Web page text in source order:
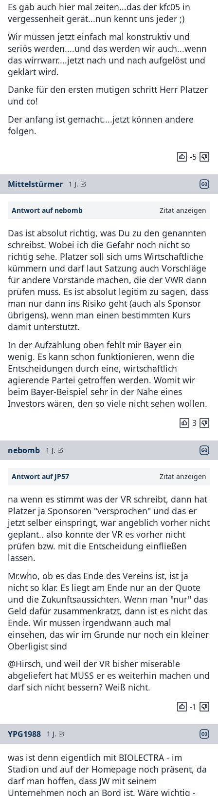
Es gab auch hier mal zeiten...das der kfc05 in
vergessenheit gerät...nun kennt uns jeder ;)
Wir müssen jetzt einfach mal konstruktiv und
seriös werden....und das werden wir auch...wenn
das wirrwarr....jetzt nach und nach aufgelöst und
geklärt wird.
Danke für den ersten mutigen schritt Herr Platzer
und co!
Der anfang ist gemacht....jetzt können andere
folgen.
-5
Mittelstürmer 1 J.
Antwort auf nebomb Zitat anzeigen
Das ist absolut richtig, was Du zu den genannten
schreibst. Wobei ich die Gefahr noch nicht so
richtig sehe. Platzer soll sich ums Wirtschaftliche
kümmern und darf laut Satzung auch Vorschläge
für andere Vorstände machen, die der VWR dann
prüfen muss. Es ist absolut legitim zu sagen, dass
man nur dann ins Risiko geht (auch als Sponsor
übrigens), wenn man einen bestimmten Kurs
damit unterstützt.
In der Aufzählung oben fehlt mir Bayer ein
wenig. Es kann schon funktionieren, wenn die
Entscheidungen durch eine, wirtschaftlich
agierende Partei getroffen werden. Womit wir
beim Bayer-Beispiel sehr in der Nähe eines
Investors wären, den so viele nicht sehen wollen.
3
nebomb 1 J.
Antwort auf JP57 Zitat anzeigen
na wenn es stimmt was der VR schreibt, dann hat
Platzer ja Sponsoren "versprochen" und das er
jetzt selber einspringt, war angeblich vorher nicht
geplant.. also konnte der VR es vorher nicht
prüfen bzw. mit die Entscheidung einfließen
lassen.
Mr.who, ob es das Ende des Vereins ist, ist ja
nicht so klar. Es liegt am Ende nur an der Quote
und die Zukunftsaussichten. Wenn man "nur" das
Geld dafür zusammenkratzt, dann ist es nicht das
Ende. Wir müssen irgendwann auch mal
einsehen, das wir im Grunde nur noch ein kleiner
Oberligist sind
@Hirsch, und weil der VR bisher miserable
abgeliefert hat MUSS er es weiterhin machen und
darf sich nicht bessern? Weiß nicht.
-1
YPG1988 1 J.
was ist denn eigentlich mit BIOLECTRA - im
Stadion und auf der Homepage noch präsent, da
darf man hoffen, dass JW mit seinem
Unternehmen noch an Bord ist. Wäre wichtig -